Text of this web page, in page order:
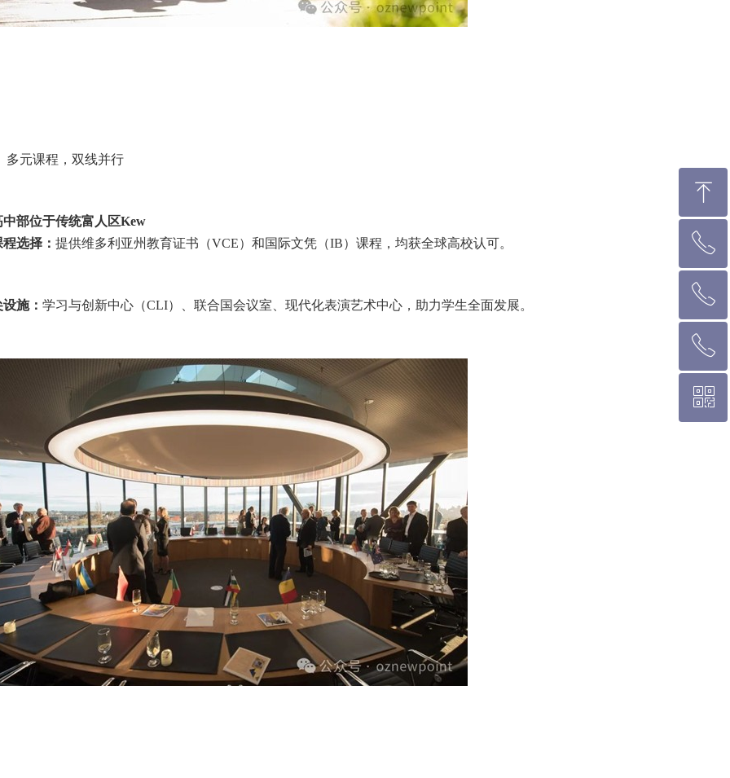
多元课程，双线并行
中部位于传统富人区Kew
选择： 提供维多利亚州教育证书（VCE）和国际文凭（IB）课程，均获全球高校认可。
施： 学习与创新中心（CLI）、联合国会议室、现代化表演艺术中心，助力学生全面发展。
ꁸ
回到顶部
ꂅ
墨尔本热线 1300 039 646
ꂅ
悉 尼 热线 02 9282 9836
ꂅ
布里斯班热线 0426 456 158
ꀥ